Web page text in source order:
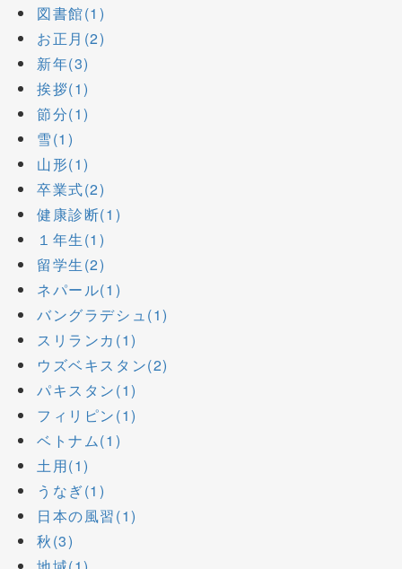
図書館(1)
お正月(2)
新年(3)
挨拶(1)
節分(1)
雪(1)
山形(1)
卒業式(2)
健康診断(1)
１年生(1)
留学生(2)
ネパール(1)
バングラデシュ(1)
スリランカ(1)
ウズベキスタン(2)
パキスタン(1)
フィリピン(1)
ベトナム(1)
土用(1)
うなぎ(1)
日本の風習(1)
秋(3)